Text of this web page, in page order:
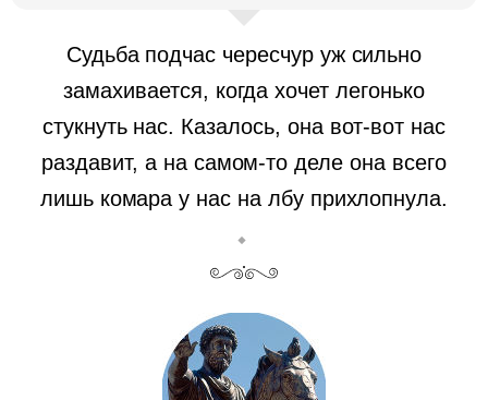
Судьба подчас чересчур уж сильно
замахивается, когда хочет легонько
стукнуть нас. Казалось, она вот-вот нас
раздавит, а на самом-то деле она всего
лишь комара у нас на лбу прихлопнула.